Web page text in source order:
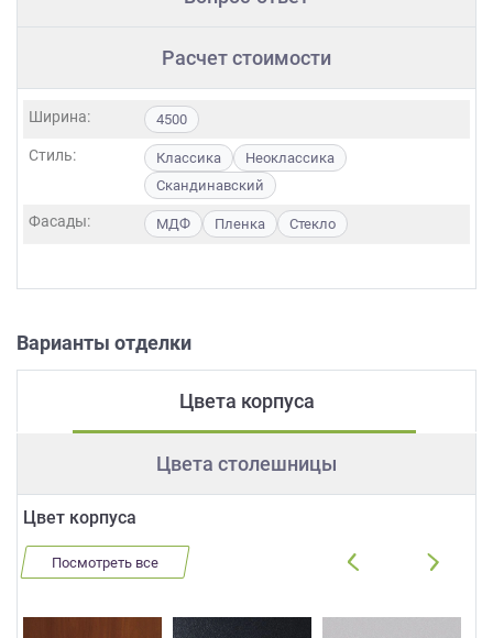
Расчет стоимости
Ширина: 4500
Стиль: Классика
Неоклассика
Скандинавский
Фасады: МДФ Пленка Стекло
Варианты отделки
Цвета корпуса
Цвета столешницы
Цвет корпуса
Посмотреть все